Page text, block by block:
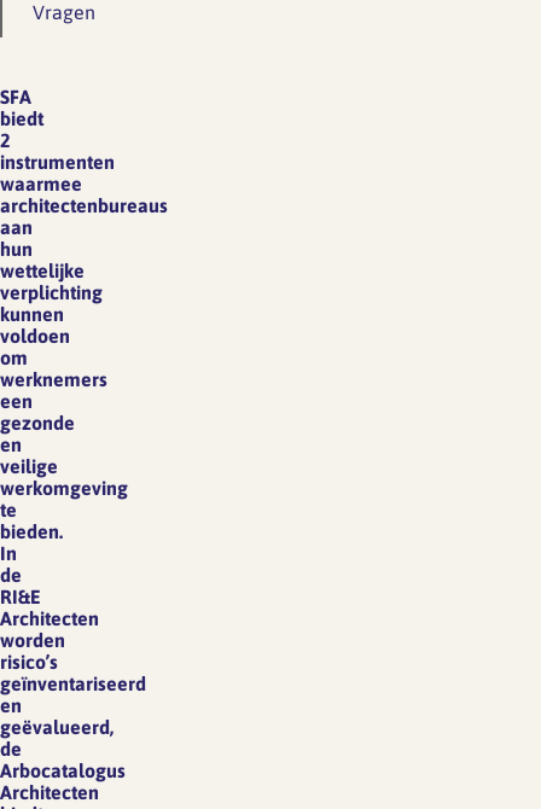
Vragen
SFA
biedt
2
instrumenten
waarmee
architectenbureaus
aan
hun
wettelijke
verplichting
kunnen
voldoen
om
werknemers
een
gezonde
en
veilige
werkomgeving
te
bieden.
In
de
RI&E
Architecten
worden
risico’s
geïnventariseerd
en
geëvalueerd,
de
Arbocatalogus
Architecten